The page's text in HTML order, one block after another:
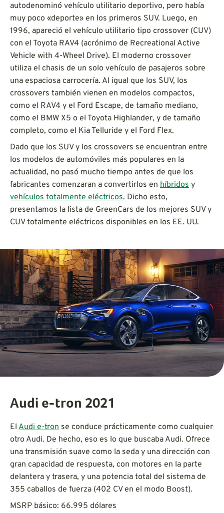
autodenominó vehículo utilitario deportivo, pero había
muy poco «deporte» en los primeros SUV. Luego, en
1996, apareció el vehículo utilitario tipo crossover (CUV)
con el Toyota RAV4 (acrónimo de Recreational Active
Vehicle with 4-Wheel Drive). El moderno crossover
utiliza el chasis de un solo vehículo de pasajeros sobre
una espaciosa carrocería. Al igual que los SUV, los
crossovers también vienen en modelos compactos,
como el RAV4 y el Ford Escape, de tamaño mediano,
como el BMW X5 o el Toyota Highlander, y de tamaño
completo, como el Kia Telluride y el Ford Flex.
Dado que los SUV y los crossovers se encuentran entre
los modelos de automóviles más populares en la
actualidad, no pasó mucho tiempo antes de que los
fabricantes comenzaran a convertirlos en híbridos y
vehículos totalmente eléctricos. Dicho esto,
presentamos la lista de GreenCars de los mejores SUV y
CUV totalmente eléctricos disponibles en los EE. UU.
Audi e-tron 2021
El Audi e-tron se conduce prácticamente como cualquier
otro Audi. De hecho, eso es lo que buscaba Audi. Ofrece
una transmisión suave como la seda y una dirección con
gran capacidad de respuesta, con motores en la parte
delantera y trasera, y una potencia total del sistema de
355 caballos de fuerza (402 CV en el modo Boost).
MSRP básico: 66.995 dólares